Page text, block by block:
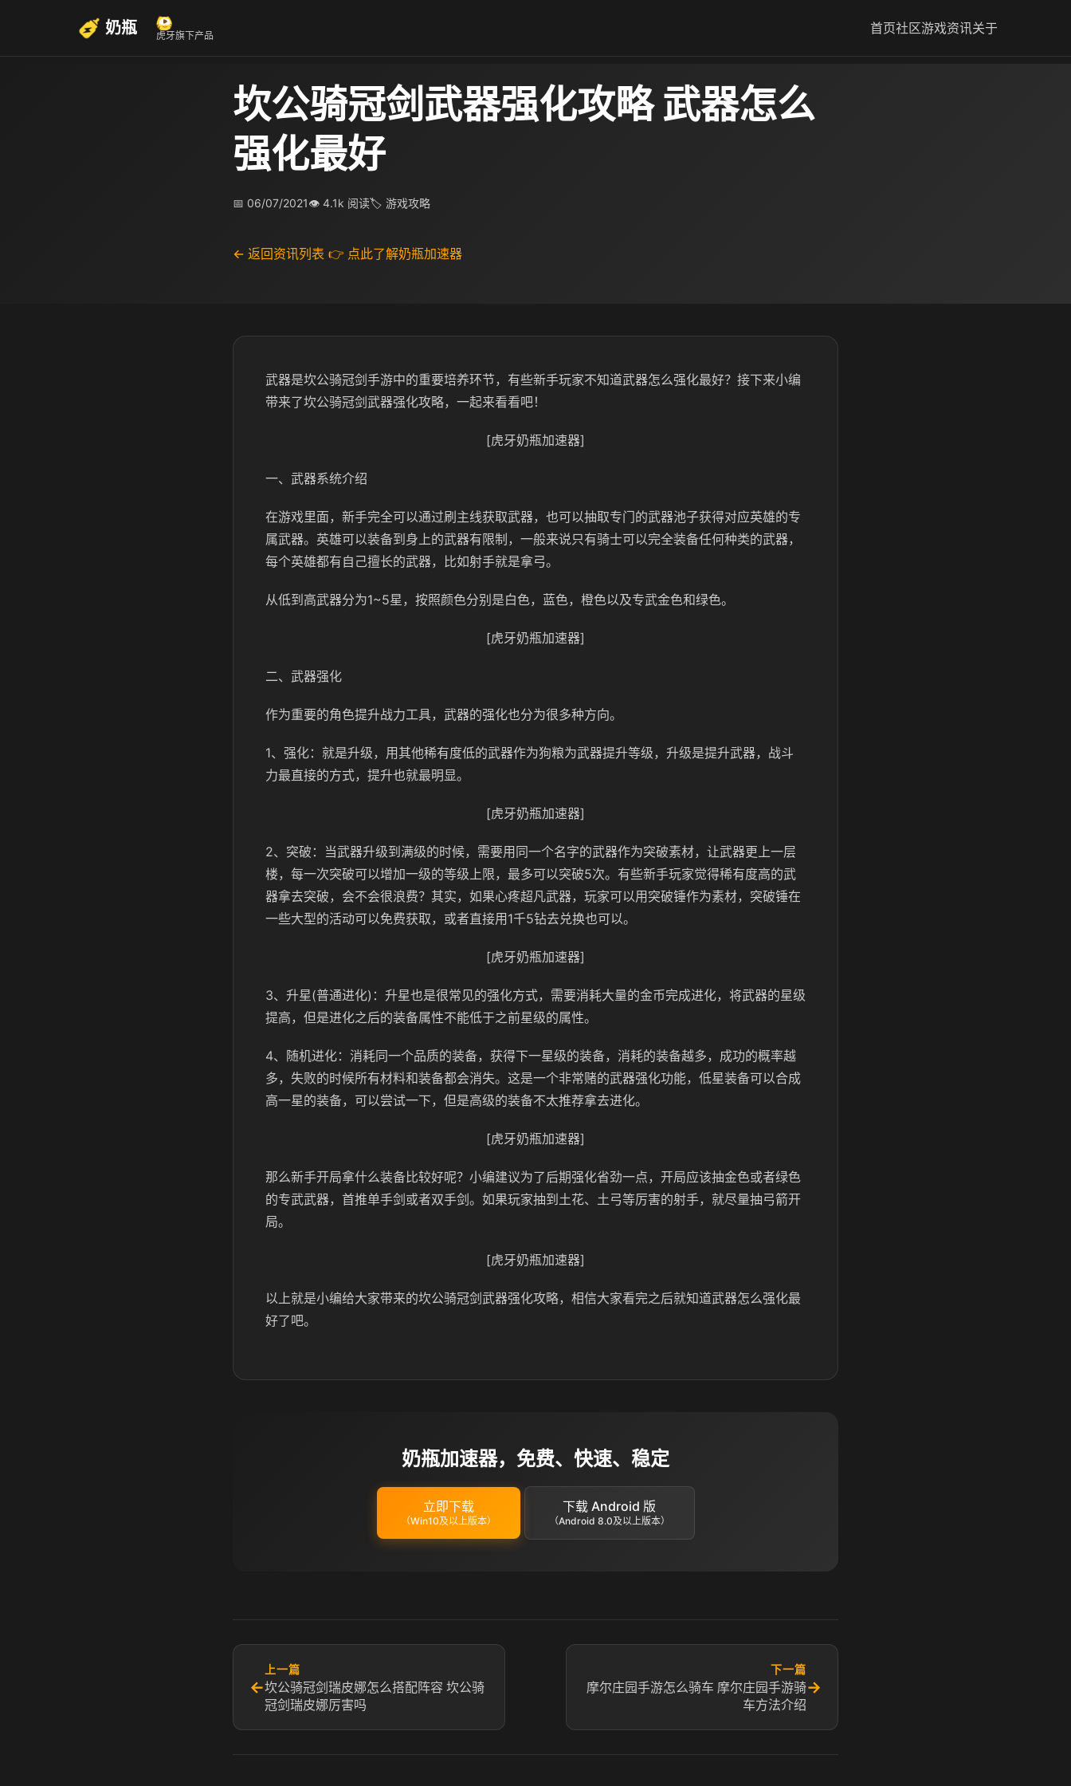
奶瓶 虎牙旗下产品 首页社区游戏资讯关于
坎公骑冠剑武器强化攻略 武器怎么
强化最好
📅 06/07/2021👁 4.1k 阅读🏷 游戏攻略
← 返回资讯列表 👉 点此了解奶瓶加速器
武器是坎公骑冠剑手游中的重要培养环节，有些新手玩家不知道武器怎么强化最好？接下来小编
带来了坎公骑冠剑武器强化攻略，一起来看看吧！
[虎牙奶瓶加速器]
一、武器系统介绍
在游戏里面，新手完全可以通过刷主线获取武器，也可以抽取专门的武器池子获得对应英雄的专
属武器。英雄可以装备到身上的武器有限制，一般来说只有骑士可以完全装备任何种类的武器，
每个英雄都有自己擅长的武器，比如射手就是拿弓。
从低到高武器分为1~5星，按照颜色分别是白色，蓝色，橙色以及专武金色和绿色。
[虎牙奶瓶加速器]
二、武器强化
作为重要的角色提升战力工具，武器的强化也分为很多种方向。
1、强化：就是升级，用其他稀有度低的武器作为狗粮为武器提升等级，升级是提升武器，战斗
力最直接的方式，提升也就最明显。
[虎牙奶瓶加速器]
2、突破：当武器升级到满级的时候，需要用同一个名字的武器作为突破素材，让武器更上一层
楼，每一次突破可以增加一级的等级上限，最多可以突破5次。有些新手玩家觉得稀有度高的武
器拿去突破，会不会很浪费？其实，如果心疼超凡武器，玩家可以用突破锤作为素材，突破锤在
一些大型的活动可以免费获取，或者直接用1千5钻去兑换也可以。
[虎牙奶瓶加速器]
3、升星(普通进化)：升星也是很常见的强化方式，需要消耗大量的金币完成进化，将武器的星级
提高，但是进化之后的装备属性不能低于之前星级的属性。
4、随机进化：消耗同一个品质的装备，获得下一星级的装备，消耗的装备越多，成功的概率越
多，失败的时候所有材料和装备都会消失。这是一个非常赌的武器强化功能，低星装备可以合成
高一星的装备，可以尝试一下，但是高级的装备不太推荐拿去进化。
[虎牙奶瓶加速器]
那么新手开局拿什么装备比较好呢？小编建议为了后期强化省劲一点，开局应该抽金色或者绿色
的专武武器，首推单手剑或者双手剑。如果玩家抽到土花、土弓等厉害的射手，就尽量抽弓箭开
局。
[虎牙奶瓶加速器]
以上就是小编给大家带来的坎公骑冠剑武器强化攻略，相信大家看完之后就知道武器怎么强化最
好了吧。
奶瓶加速器，免费、快速、稳定
立即下载
（Win10及以上版本）
下载 Android 版
（Android 8.0及以上版本）
←
上一篇
坎公骑冠剑瑞皮娜怎么搭配阵容 坎公骑
冠剑瑞皮娜厉害吗
下一篇
摩尔庄园手游怎么骑车 摩尔庄园手游骑
车方法介绍
→